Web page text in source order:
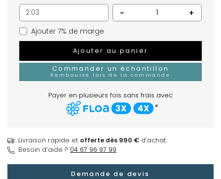
-
+
Ajouter 7% de marge
Ajouter au panier
Commander un échantillon
Remboursé lors de la commande
Payer en plusieurs fois sans frais avec
*
Livraison rapide et offerte dès 990 € d’achat.
Besoin d’aide ? 04 67 96 97 99
Demande de devis